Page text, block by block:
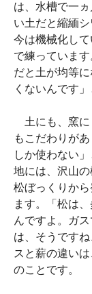
は、水槽で一
い土だと縮緬
今は機械化し
で練っていま
だと土が均等
くないんです」
土にも、窯に
もこだわりが
しか使わない
地には、沢山の
松ぼっくりか
ます。「松は
んですよ。ガ
は、そうです
スと薪の違い
のことです。